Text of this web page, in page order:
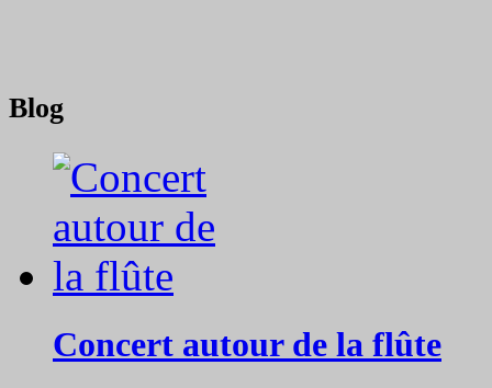
Blog
Concert autour de la flûte